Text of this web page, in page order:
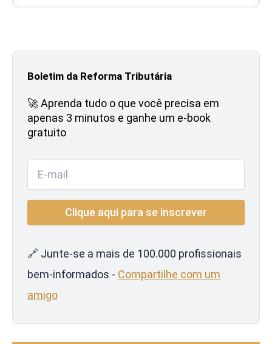
Boletim da Reforma Tributária
🚀 Aprenda tudo o que você precisa em
apenas 3 minutos e ganhe um e-book
gratuito
🔗 Junte-se a mais de 100.000 profissionais
bem-informados - Compartilhe com um
amigo